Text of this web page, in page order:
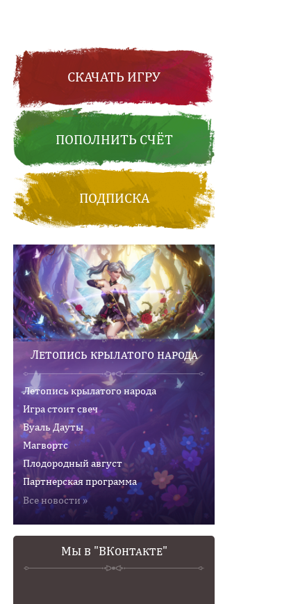
СКАЧАТЬ ИГРУ
ПОПОЛНИТЬ СЧЁТ
ПОДПИСКА
Летопись крылатого народа
Летопись крылатого народа
Игра стоит свеч
Вуаль Дауты
Магвортс
Плодородный август
Партнерская программа
Все новости »
Мы в "ВКонтакте"